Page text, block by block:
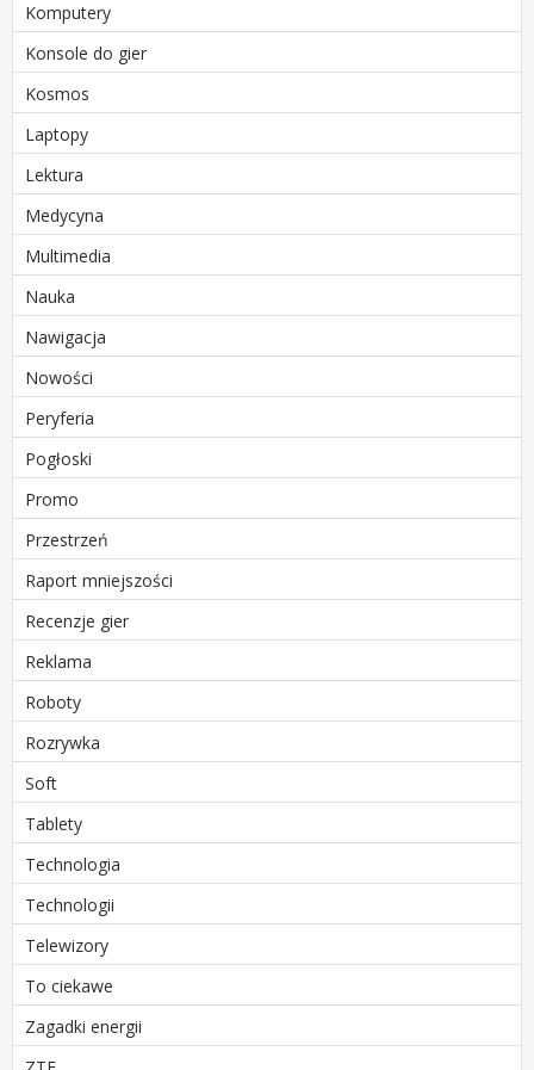
Komputery
Konsole do gier
Kosmos
Laptopy
Lektura
Medycyna
Multimedia
Nauka
Nawigacja
Nowości
Peryferia
Pogłoski
Promo
Przestrzeń
Raport mniejszości
Recenzje gier
Reklama
Roboty
Rozrywka
Soft
Tablety
Technologia
Technologii
Telewizory
To ciekawe
Zagadki energii